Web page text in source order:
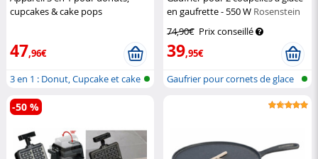
cupcakes & cake pops
47,96€
3 en 1 : Donut, Cupcake et cake
pop...
en gaufrette - 550 W Rosenstein
74,90€ Prix conseillé
39,95€
Gaufrier pour cornets de glace
-50 %